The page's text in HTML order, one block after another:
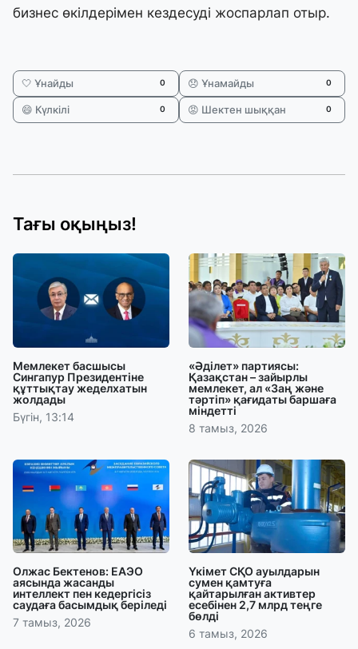
бизнес өкілдерімен кездесуді жоспарлап отыр.
🤍 Ұнайды 0 😞 Ұнамайды 0
😄 Күлкілі 0 😡 Шектен шыққан 0
Тағы оқыңыз!
Мемлекет басшысы
Сингапур Президентіне
құттықтау жеделхатын
жолдады
Бүгін, 13:14
«Әділет» партиясы:
Қазақстан – зайырлы
мемлекет, ал «Заң және
тәртіп» қағидаты баршаға
міндетті
8 тамыз, 2026
Олжас Бектенов: ЕАЭО
аясында жасанды
интеллект пен кедергісіз
саудаға басымдық беріледі
7 тамыз, 2026
Үкімет СҚО ауылдарын
сумен қамтуға
қайтарылған активтер
есебінен 2,7 млрд теңге
бөлді
6 тамыз, 2026